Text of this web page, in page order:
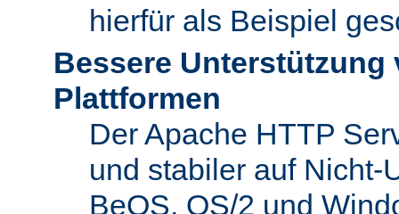
hierfür als Beispiel
Bessere Unterstützung
Plattformen
Der Apache HTTP
und stabiler auf Nicht-
BeOS, OS/2 und